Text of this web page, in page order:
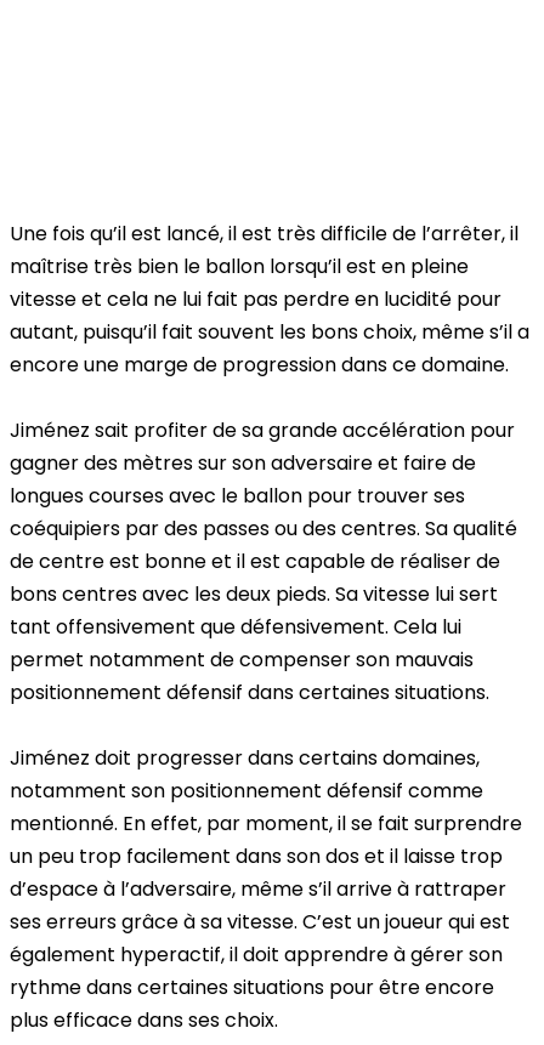
Une fois qu’il est lancé, il est très difficile de l’arrêter, il
maîtrise très bien le ballon lorsqu’il est en pleine
vitesse et cela ne lui fait pas perdre en lucidité pour
autant, puisqu’il fait souvent les bons choix, même s’il a
encore une marge de progression dans ce domaine.
Jiménez sait profiter de sagrande accélération pour
gagner des mètres sur son adversaire et faire de
longues courses avec le ballon pour trouver ses
coéquipiers par des passes ou des centres. Saqualité
de centreest bonne et il est capable de réaliser de
bons centres avec les deux pieds. Sa vitesse lui sert
tant offensivement que défensivement. Cela lui
permet notamment de compenser son mauvais
positionnement défensif dans certaines situations.
Jiménez doit progresser dans certains domaines,
notamment son positionnement défensif comme
mentionné. En effet, par moment, il se fait surprendre
un peu trop facilement dans son dos et il laisse trop
d’espace à l’adversaire, même s’il arrive à rattraper
ses erreurs grâce à sa vitesse. C’est un joueur qui est
également hyperactif, il doit apprendre àgérer son
rythmedans certaines situations pour être encore
plus efficace dans ses choix.